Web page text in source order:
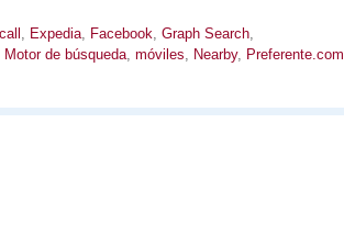
Expedia, Facebook Graph Search,
Motor de búsqueda, móviles Nearby, Preferente.com